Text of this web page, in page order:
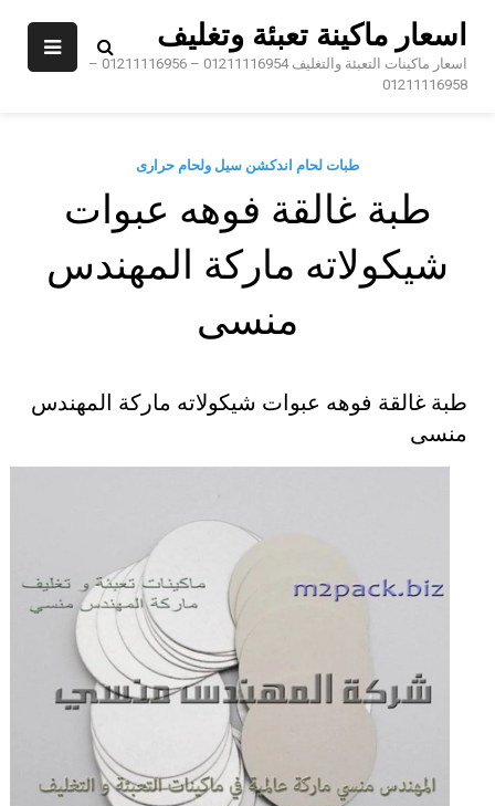
اسعار ماكينة تعبئة وتغليف
اسعار ماكينات التعبئة والتغليف 01211116954 – 01211116956 –
01211116958
طبات لحام اندكشن سيل ولحام حرارى
طبة غالقة فوهه عبوات
شيكولاته ماركة المهندس
منسى
طبة غالقة فوهه عبوات شيكولاته ماركة المهندس
منسى